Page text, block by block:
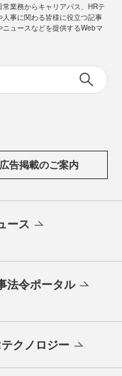
業務からキャリアパス、HRテ
事に関わる皆様に役立つ記事
ニュースなどを提供するWebマ
広告掲載のご案内
ース
法令ポータル
クノロジー